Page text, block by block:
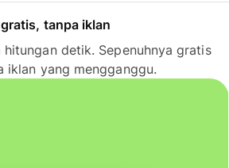
tanpa iklan
hitungan detik. Sepenuhnya gratis
iklan yang mengganggu.